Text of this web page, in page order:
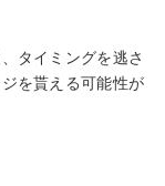
タイミングを逃さ
を貰える可能性が